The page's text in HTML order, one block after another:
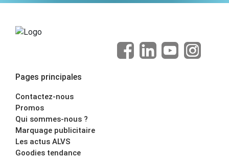
Pages principales
Contactez-nous
Promos
Qui sommes-nous ?
Marquage publicitaire
Les actus ALVS
Goodies tendance